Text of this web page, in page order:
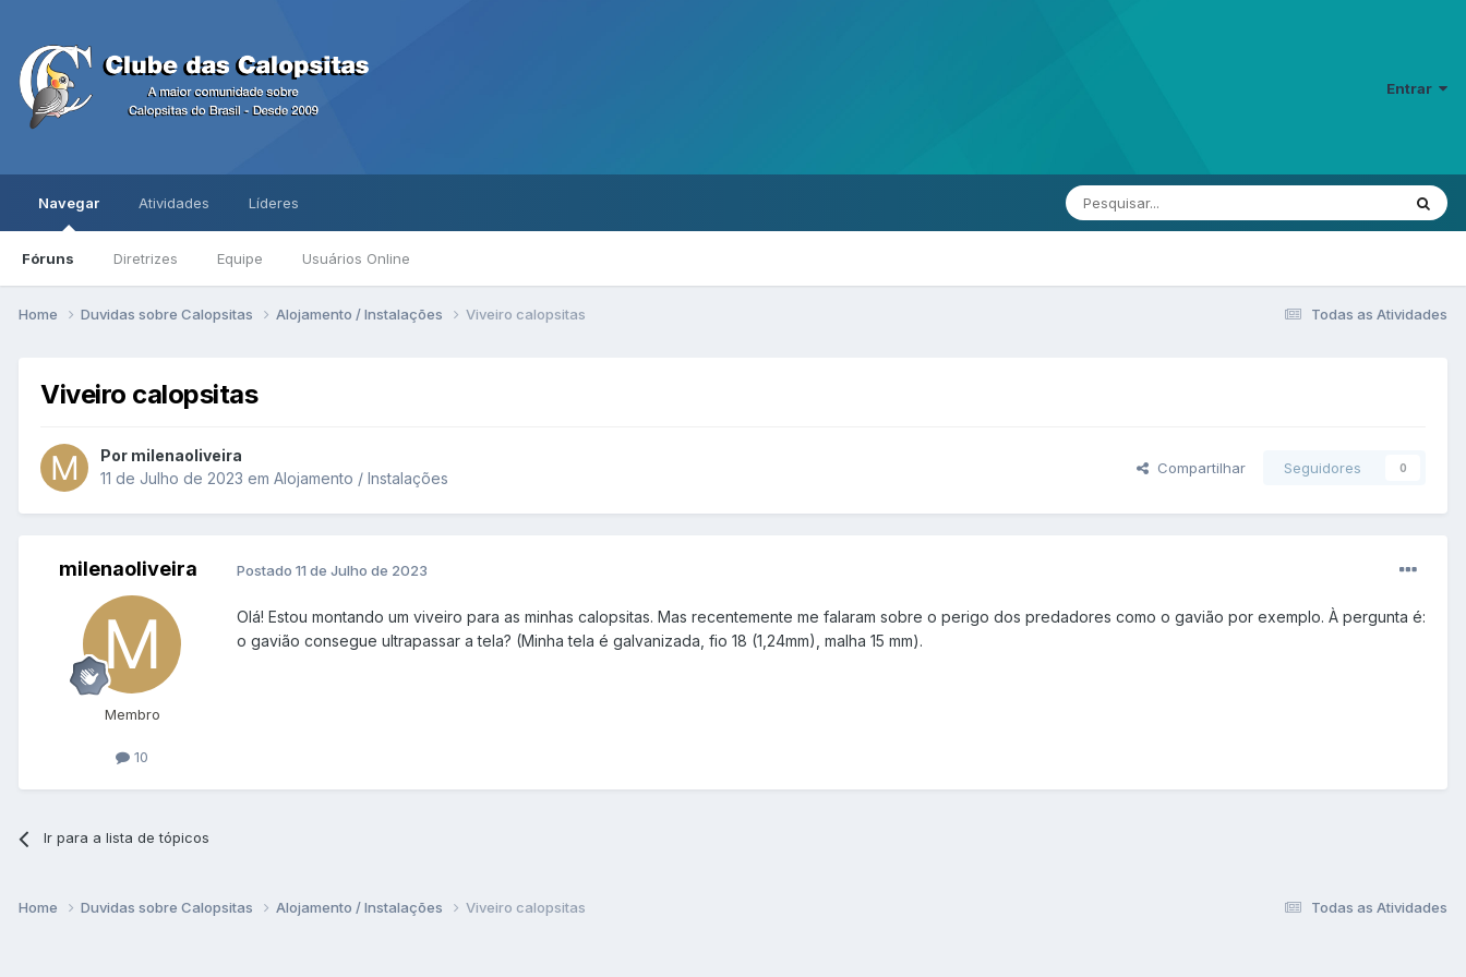
Entrar
Navegar
Fóruns Diretrizes Equipe Usuários Online
Atividades Líderes
Todas as Atividades
Home Duvidas sobre Calopsitas Alojamento / Instalações Viveiro calopsitas
Viveiro calopsitas
Por milenaoliveira
11 de Julho de 2023 em Alojamento / Instalações
Compartilhar Seguidores 0
milenaoliveira
Membro
10
Postado 11 de Julho de 2023
Olá! Estou montando um viveiro para as minhas calopsitas. Mas recentemente me falaram sobre o perigo dos predadores como o gavião por exemplo. À pergunta é:
o gavião consegue ultrapassar a tela? (Minha tela é galvanizada, fio 18 (1,24mm), malha 15 mm).
Ir para a lista de tópicos
Todas as Atividades
Home Duvidas sobre Calopsitas Alojamento / Instalações Viveiro calopsitas